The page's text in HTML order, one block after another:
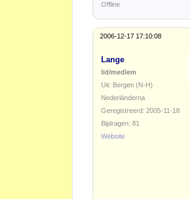
Offline
2006-12-17 17:10:08
Lange
lid/medlem
Uit: Bergen (N-H)
Nederländerna
Geregistreerd: 2005-11-18
Bijdragen: 81
Website